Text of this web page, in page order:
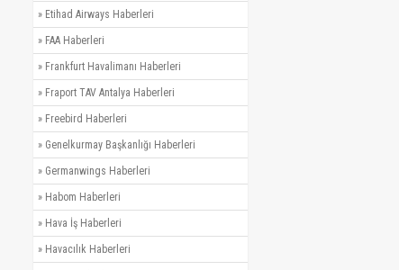
» Etihad Airways Haberleri
» FAA Haberleri
» Frankfurt Havalimanı Haberleri
» Fraport TAV Antalya Haberleri
» Freebird Haberleri
» Genelkurmay Başkanlığı Haberleri
» Germanwings Haberleri
» Habom Haberleri
» Hava İş Haberleri
» Havacılık Haberleri